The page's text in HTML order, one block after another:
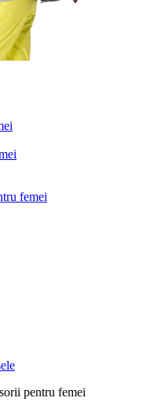
femei
pentru femei